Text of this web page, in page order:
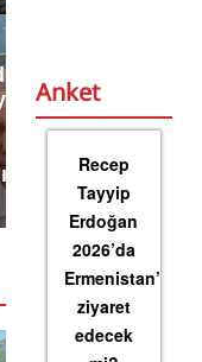
Anket
Recep
Tayyip
Erdoğan
2026’da
Ermenistan’ı
ziyaret
edecek